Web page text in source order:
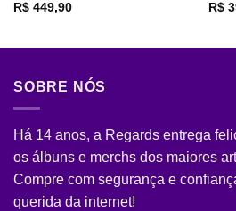
R$449,90 R$
SOBRE NÓS
Há 14 anos, a Regards entrega
os álbuns e merchs dos maiores
Compre com segurança e
querida da internet!